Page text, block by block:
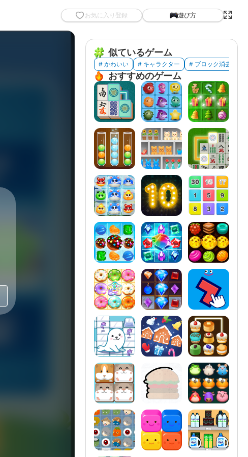
お気に入り登録 遊び方
似ているゲーム
# かわいい # キャラクター # ブロック消去
おすすめのゲーム